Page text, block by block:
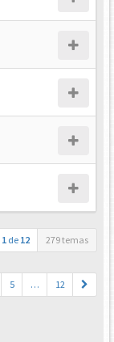
1 de 12 279 temas
5 … 12